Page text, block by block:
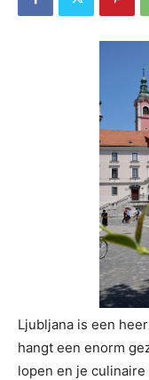
Ljubljana is een
hangt een enorm
lopen en je